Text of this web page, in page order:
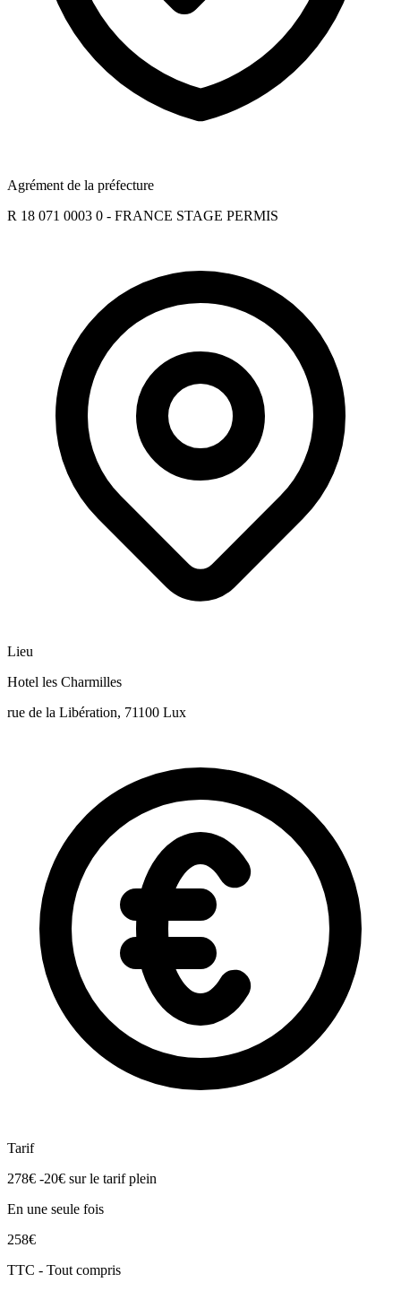
Agrément de la préfecture
R 18 071 0003 0 - FRANCE STAGE PERMIS
Lieu
Hotel les Charmilles
rue de la Libération, 71100 Lux
Tarif
278€ -20€ sur le tarif plein
En une seule fois
258€
TTC - Tout compris